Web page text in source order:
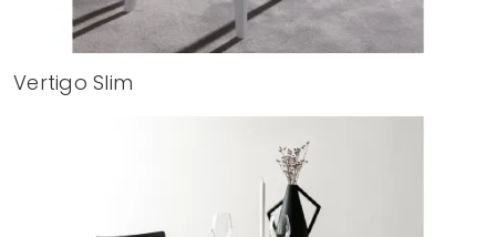
Vertigo Slim